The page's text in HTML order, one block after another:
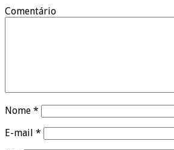
Comentário
Nome *
E-mail *